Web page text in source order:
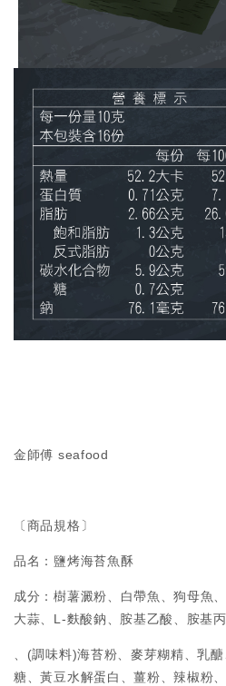
金師傅 seafood
〔商品規格〕
品名：鹽烤海苔魚酥
成分：樹薯澱粉、白帶魚、狗母魚
大蒜、L-麩酸鈉、胺基乙酸、胺基
、(調味料)海苔粉、麥芽糊精、乳
糖、黃豆水解蛋白、薑粉、辣椒粉